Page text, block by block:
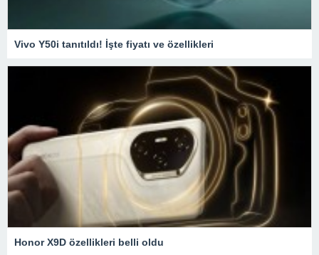
Vivo Y50i tanıtıldı! İşte fiyatı ve özellikleri
Honor X9D özellikleri belli oldu